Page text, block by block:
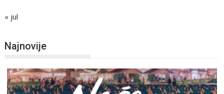
« jul
Najnovije